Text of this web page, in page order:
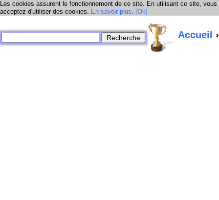
Les cookies assurent le fonctionnement de ce site. En utilisant ce site, vous
acceptez d'utiliser des cookies. En savoir plus. [Ok]
Accueil